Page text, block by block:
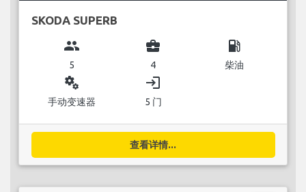
SKODA SUPERB
group
5
business_center
4
local_gas_station
柴油
miscellaneous_services
手动变速器
login
5 门
查看详情...